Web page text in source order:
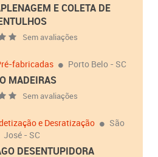
E COLETA DE
Sem avaliações
fabricadas Porto Belo - SC
MADEIRAS
Sem avaliações
e Desratização
São
José - SC
DESENTUPIDORA